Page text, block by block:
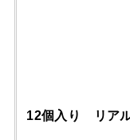
12個入り リア